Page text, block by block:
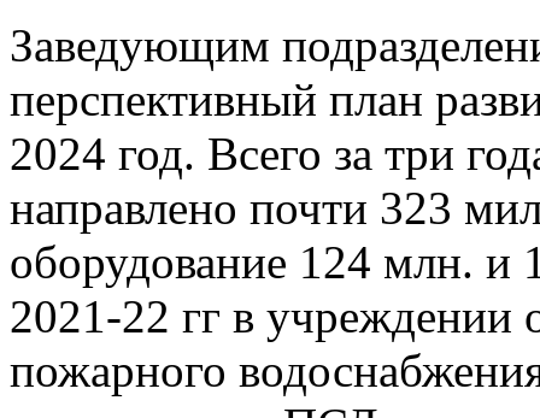
Заведующим
перспективный план
2024 год. Всего за три
направлено почти 323
оборудование 124 млн.
2021-22 гг в учреждении
пожарного